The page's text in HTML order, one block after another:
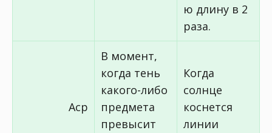
ю длину в 2
раза.
Аср
В момент,
когда тень
какого-либо
предмета
превысит
Когда
солнце
коснется
линии